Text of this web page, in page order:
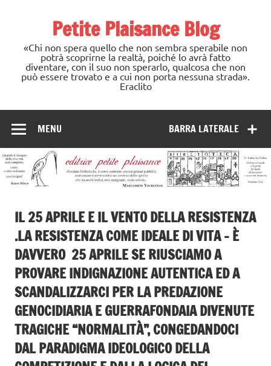
Petite Plaisance Blog
«Chi non spera quello che non sembra sperabile non
potrà scoprirne la realtà, poiché lo avrà fatto
diventare, con il suo non sperarlo, qualcosa che non
può essere trovato e a cui non porta nessuna strada».
Eraclito
BARRA LATERALE
MENU
IL 25 APRILE E IL VENTO DELLA RESISTENZA
.LA RESISTENZA COME IDEALE DI VITA – È
DAVVERO 25 APRILE SE RIUSCIAMO A
PROVARE INDIGNAZIONE AUTENTICA ED A
SCANDALIZZARCI PER LA PREDAZIONE
GENOCIDIARIA E GUERRAFONDAIA DIVENUTE
TRAGICHE “NORMALITÀ”, CONGEDANDOCI
DAL PARADIGMA IDEOLOGICO DELLA